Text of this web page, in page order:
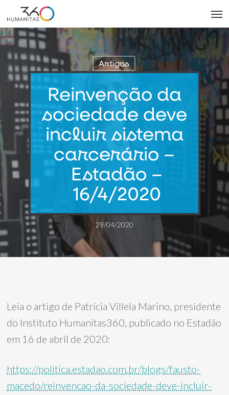
to
main
content
Artigos
Reinvenção da
sociedade deve
incluir sistema
carcerário –
Estadão –
16/4/2020
29/04/2020
Leia o artigo de Patrícia Villela Marino, presidente
do Instituto Humanitas360, publicado no Estadão
em 16 de abril de 2020:
https://politica.estadao.com.br/blogs/fausto-
macedo/reinvencao-da-sociedade-deve-incluir-